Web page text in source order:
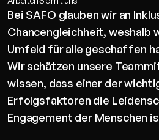
Bei SAFO glauben wir an
Chancengleichheit, weshalb
Umfeld für alle geschaffen
Wir schätzen unsere
wissen, dass einer der
Erfolgsfaktoren die
Engagement der Menschen